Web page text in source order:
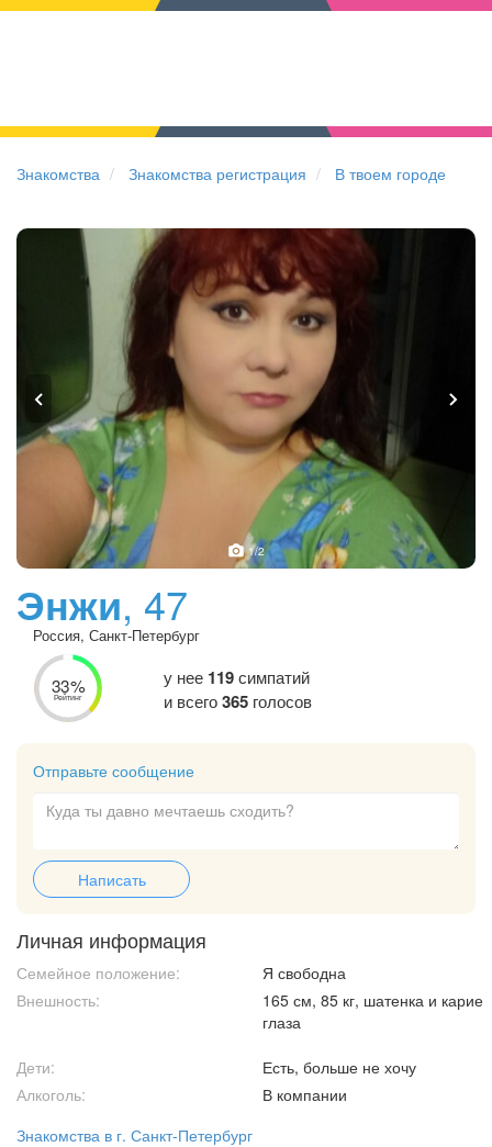
Знакомства Знакомства регистрация В твоем городе
1/2
Энжи, 47
Россия, Санкт-Петербург
33%
Рейтинг
у нее 119симпатий
и всего365 голосов
Отправьте сообщение
Написать
Личная информация
Семейное положение:
Я свободна
Внешность:
165 см, 85 кг, шатенка и карие
глаза
Дети:
Есть, больше не хочу
Алкоголь:
В компании
Знакомства в г. Санкт-Петербург